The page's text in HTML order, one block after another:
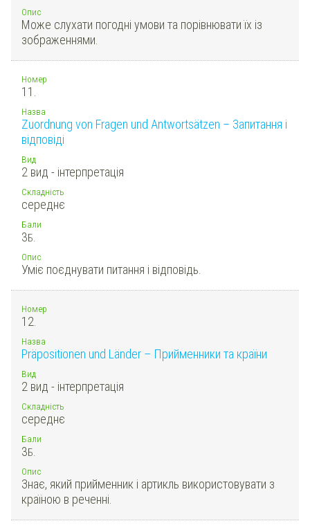
Опис
Може слухати погодні умови та порівнювати їх із
зображеннями.
Номер
11.
Назва
Zuordnung von Fragen und Antwortsätzen – Запитання і
відповіді
Вид
2 вид - інтерпретація
Складність
середнє
Бали
3Б.
Опис
Уміє поєднувати питання і відповідь.
Номер
12.
Назва
Präpositionen und Länder – Прийменники та країни
Вид
2 вид - інтерпретація
Складність
середнє
Бали
3Б.
Опис
Знає, який прийменник і артикль використовувати з
країною в реченні.